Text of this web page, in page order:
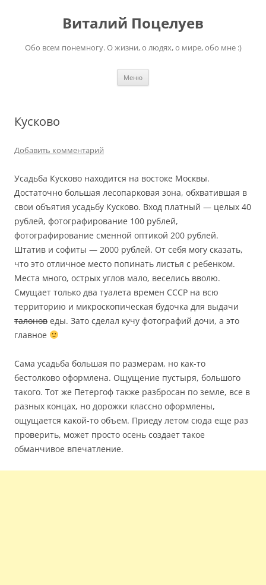
содержимомуВиталий Поцелуев
Обо всем понемногу. О жизни, о людях, о мире, обо мне :)
Меню
Кусково
Добавить комментарий
Усадьба Кусково находится на востоке Москвы.
Достаточно большая лесопарковая зона, обхватившая в
свои объятия усадьбу Кусково. Вход платный — целых 40
рублей, фотографирование 100 рублей,
фотографирование сменной оптикой 200 рублей.
Штатив и софиты — 2000 рублей. От себя могу сказать,
что это отличное место попинать листья с ребенком.
Места много, острых углов мало, веселись вволю.
Смущает только два туалета времен СССР на всю
территорию и микроскопическая будочка для выдачи
талонов еды. Зато сделал кучу фотографий дочи, а это
главное
Сама усадьба большая по размерам, но как-то
бестолково оформлена. Ощущение пустыря, большого
такого. Тот же Петергоф также разбросан по земле, все в
разных концах, но дорожки классно оформлены,
ощущается какой-то объем. Приеду летом сюда еще раз
проверить, может просто осень создает такое
обманчивое впечатление.